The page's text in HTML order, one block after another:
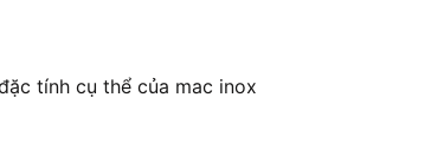
tính cụ thể của mac inox